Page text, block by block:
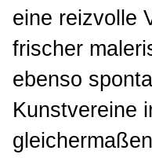
eine reizvolle
frischer
ebenso
Kunstvereine